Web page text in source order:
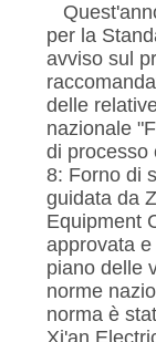
SITO
POLITICA
SULLA
PRIVACY
per la
avviso sul
delle
nazionale
di processo
8: Forno di
guidata da
Equipment
approvata
piano delle
norme
norma è